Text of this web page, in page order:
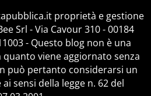
proprietà e gestione
Srl - Via Cavour 310 - 00184
- Questo blog non è una
viene aggiornato senza
può pertanto considerarsi un
sensi della legge n. 62 del